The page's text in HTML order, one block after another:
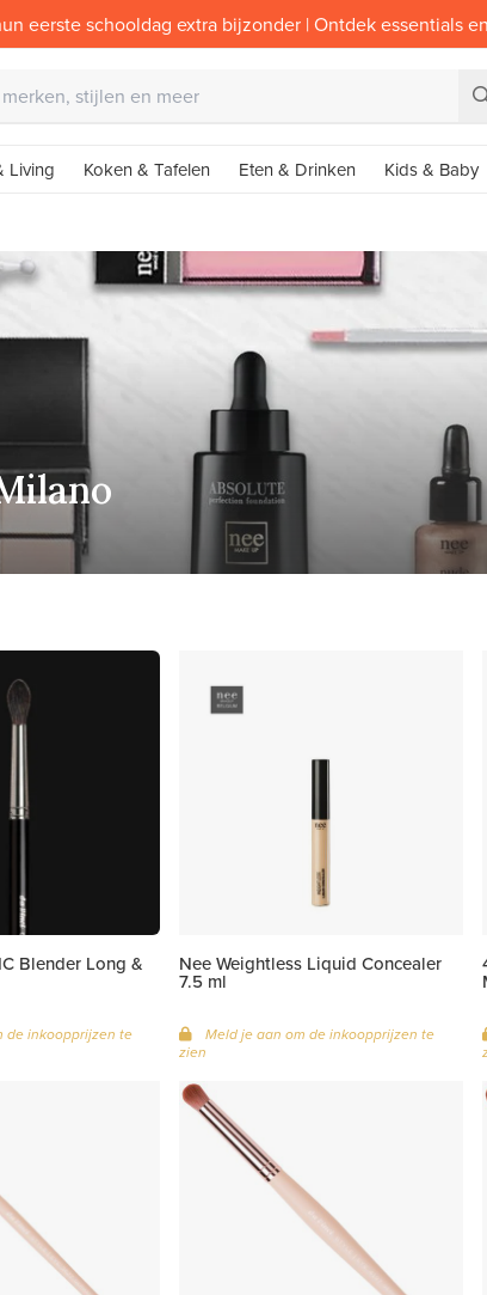
eerste schooldag extra bijzonder | Ontdek essentials
Living Koken & Tafelen Eten & Drinken Kids & Baby
Blender Long &
de inkoopprijzen te
Nee Weightless Liquid Concealer
7.5 ml
Meld je aan om de inkoopprijzen te
zien